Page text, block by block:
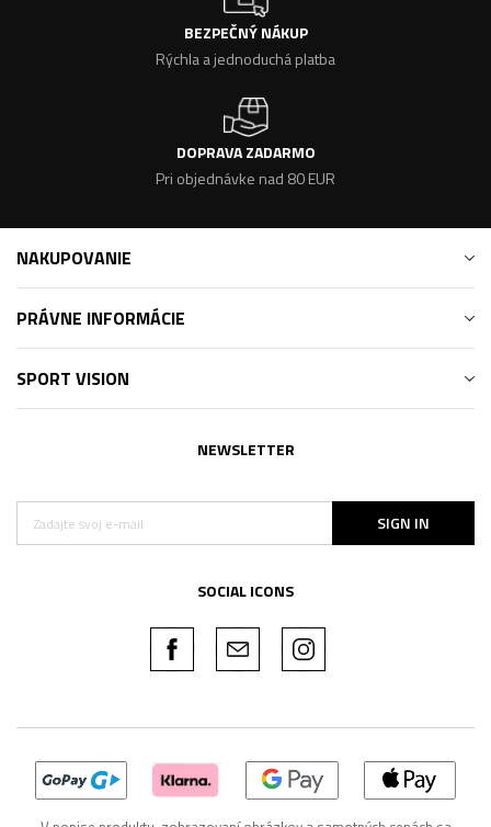
BEZPEČNÝ NÁKUP
Rýchla a jednoduchá platba
DOPRAVA ZADARMO
Pri objednávke nad 80 EUR
NAKUPOVANIE
PRÁVNE INFORMÁCIE
SPORT VISION
NEWSLETTER
SIGN IN
SOCIAL ICONS